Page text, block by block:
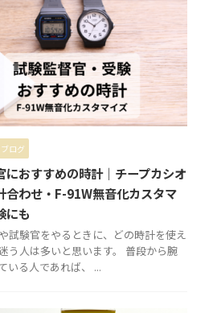
ブログ
におすすめの時計｜チープカシオ
合わせ・F-91W無音化カスタマ
も
試験官をやるときに、どの時計を使え
う人は多いと思います。 普段から腕
いる人であれば、 ...